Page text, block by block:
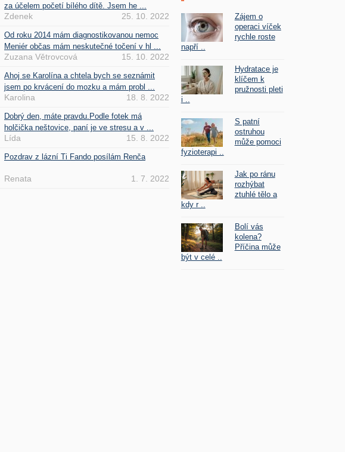
za účelem početí bílého dítě. Jsem he ...
Zdenek 25. 10. 2022
Od roku 2014 mám diagnostikovanou nemoc
Meniér občas mám neskutečné točení v hl ...
Zuzana Větrovcová 15. 10. 2022
Ahoj se Karolína a chtela bych se seznámit
jsem po krvácení do mozku a mám probl ...
Karolina 18. 8. 2022
Dobrý den, máte pravdu.Podle fotek má
holčička neštovice, paní je ve stresu a v ...
Lída 15. 8. 2022
Pozdrav z lázní Ti Fando posílám Renča
Renata 1. 7. 2022
Zájem o
operaci víček
rychle roste
napří ..
Hydratace je
klíčem k
pružnosti pleti
i ..
S patní
ostruhou
může pomoci
fyzioterapi ..
Jak po ránu
rozhýbat
ztuhlé tělo a
kdy r ..
Bolí vás
kolena?
Příčina může
být v celé ..